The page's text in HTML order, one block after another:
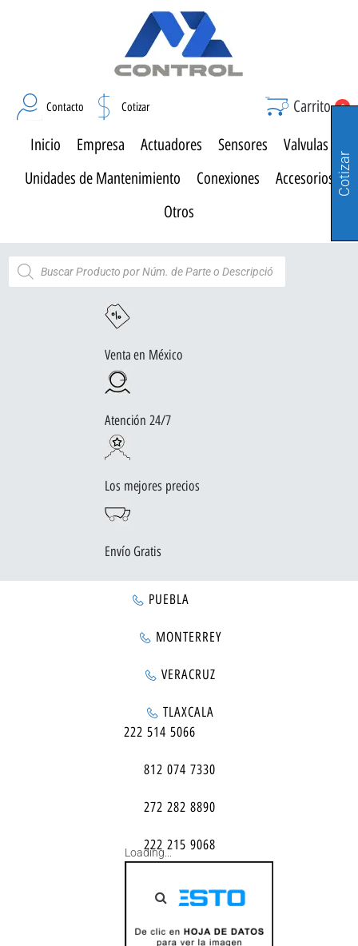
Contacto Cotizar Carrito 0
Inicio Empresa Actuadores Sensores
Valvulas
Unidades de Mantenimiento
Conexiones
Accesorios
Otros
Venta en México
Atención 24/7
Los mejores precios
Envío Gratis
PUEBLA
MONTERREY
VERACRUZ
TLAXCALA
222 514 5066
812 074 7330
272 282 8890
222 215 9068
Loading...
Cotizar